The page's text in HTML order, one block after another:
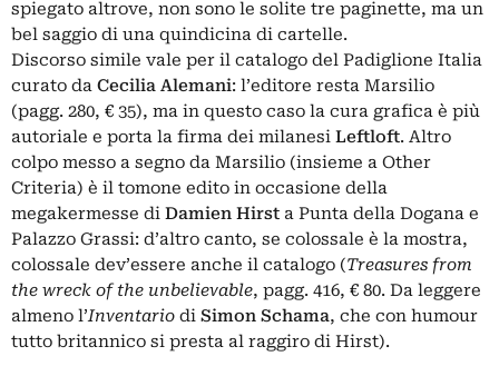
spiegato altrove, non sono le solite tre paginette, ma un
bel saggio di una quindicina di cartelle.
Discorso simile vale per il catalogo del Padiglione Italia
curato da Cecilia Alemani: l’editore resta Marsilio
(pagg. 280, € 35), ma in questo caso la cura grafica è più
autoriale e porta la firma dei milanesi Leftloft. Altro
colpo messo a segno da Marsilio (insieme a Other
Criteria) è il tomone edito in occasione della
megakermesse di Damien Hirst a Punta della Dogana e
Palazzo Grassi: d’altro canto, se colossale è la mostra,
colossale dev’essere anche il catalogo (Treasures from
the wreck of the unbelievable, pagg. 416, € 80. Da leggere
almeno l’Inventario di Simon Schama, che con humour
tutto britannico si presta al raggiro di Hirst).